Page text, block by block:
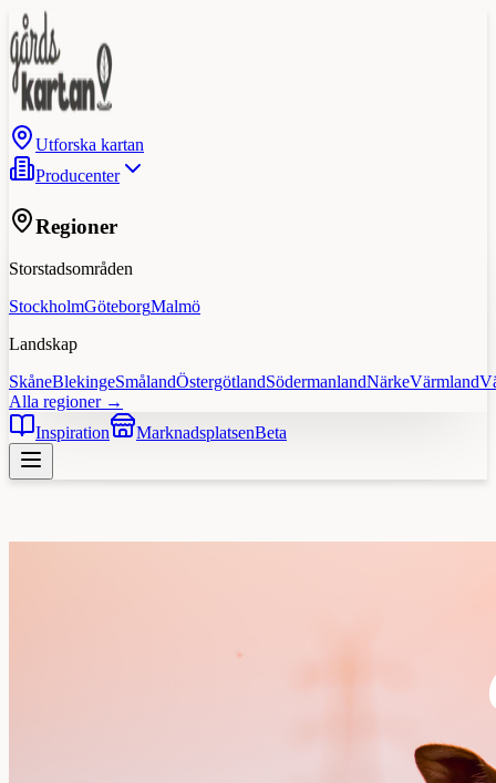
Utforska kartan
Producenter
Regioner
Storstadsområden
StockholmGöteborgMalmö
Landskap
SkåneBlekingeSmålandÖstergötlandSödermanlandNärkeVärmland
Alla regioner →
Inspiration
MarknadsplatsenBeta